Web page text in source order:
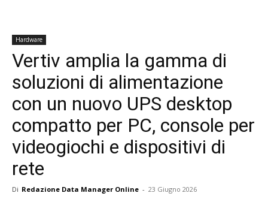
Hardware
Vertiv amplia la gamma di
soluzioni di alimentazione
con un nuovo UPS desktop
compatto per PC, console per
videogiochi e dispositivi di
rete
Di Redazione Data Manager Online - 23 Giugno 2026